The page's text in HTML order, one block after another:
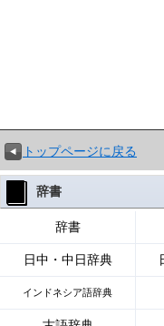
トップページに戻る
辞書
辞書
日中・中日辞典
インドネシア語辞典